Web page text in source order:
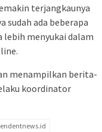
terjangkaunya
sudah ada beberapa
lebih menyukai dalam
menampilkan berita-
koordinator